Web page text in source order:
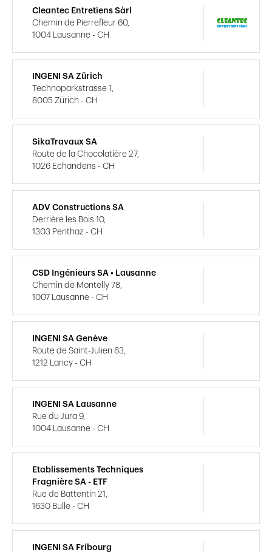
Cleantec Entretiens Sàrl
Chemin de Pierrefleur 60,
1004 Lausanne - CH
INGENI SA Zürich
Technoparkstrasse 1,
8005 Zürich - CH
SikaTravaux SA
Route de la Chocolatière 27,
1026 Echandens - CH
ADV Constructions SA
Derrière les Bois 10,
1303 Penthaz - CH
CSD Ingénieurs SA • Lausanne
Chemin de Montelly 78,
1007 Lausanne - CH
INGENI SA Genève
Route de Saint-Julien 63,
1212 Lancy - CH
INGENI SA Lausanne
Rue du Jura 9,
1004 Lausanne - CH
Etablissements Techniques
Fragnière SA - ETF
Rue de Battentin 21,
1630 Bulle - CH
INGENI SA Fribourg